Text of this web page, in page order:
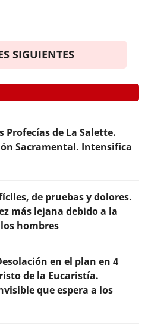
SIGUIENTES
Profecías de La Salette.
Sacramental. Intensifica
de pruebas y dolores.
más lejana debido a la
hombres
en el plan en 4
de la Eucaristía.
que espera a los